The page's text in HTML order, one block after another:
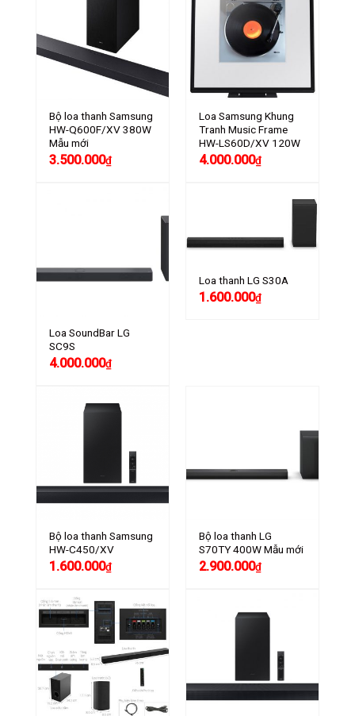
Bộ loa thanh Samsung
HW-Q600F/XV 380W
Mẫu mới
3.500.000₫
Loa Samsung Khung
Tranh Music Frame
HW-LS60D/XV 120W
4.000.000₫
Loa SoundBar LG
SC9S
4.000.000₫
Loa thanh LG S30A
1.600.000₫
Bộ loa thanh Samsung
HW-C450/XV
1.600.000₫
Bộ loa thanh LG
S70TY 400W Mẫu mới
2.900.000₫